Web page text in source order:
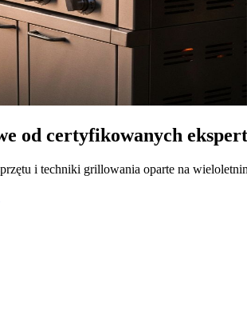
od certyfikowanych
i techniki grillowania oparte na